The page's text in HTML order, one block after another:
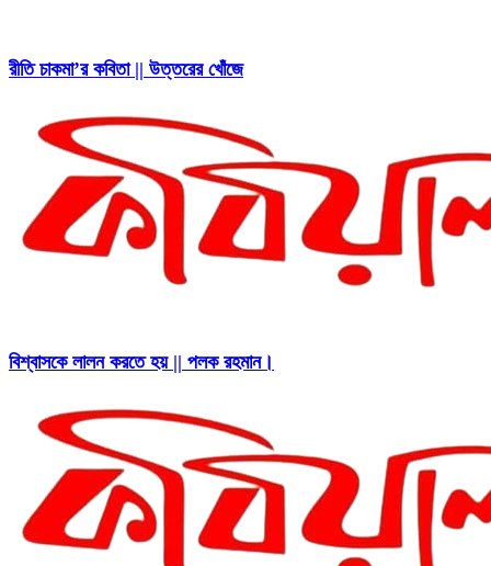
রীতি চাকমা’র কবিতা || উত্তরের খোঁজে
বিশ্বাসকে লালন করতে হয় || পলক রহমান।